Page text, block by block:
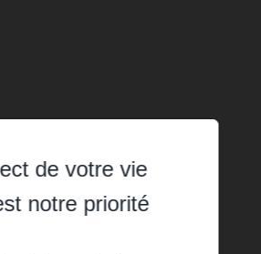
de votre vie
notre priorité